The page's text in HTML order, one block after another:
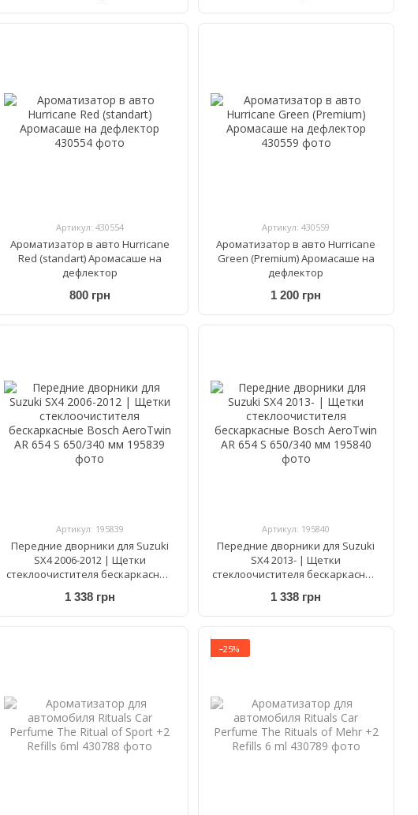
Артикул: 430554
Ароматизатор в авто Hurricane
Red (standart) Аромасаше на
дефлектор
800 грн
Артикул: 430559
Ароматизатор в авто Hurricane
Green (Premium) Аромасаше на
дефлектор
1 200 грн
Артикул: 195839
Передние дворники для Suzuki
SX4 2006-2012 | Щетки
стеклоочистителя бескаркасные
мм
1 338 грн
Артикул: 195840
Передние дворники для Suzuki
SX4 2013- | Щетки
стеклоочистителя бескаркасные
мм
1 338 грн
−25%